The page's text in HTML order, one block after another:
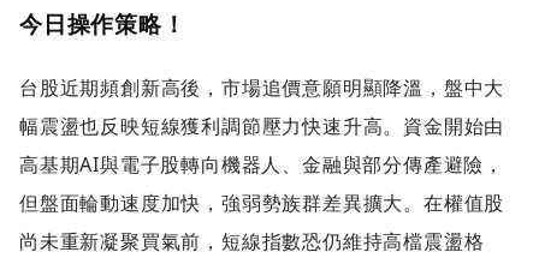
今日操作策略！
台股近期頻創新高後，市場追價意願明顯降溫，盤中大
幅震盪也反映短線獲利調節壓力快速升高。資金開始由
高基期AI與電子股轉向機器人、金融與部分傳產避險，
但盤面輪動速度加快，強弱勢族群差異擴大。在權值股
尚未重新凝聚買氣前，短線指數恐仍維持高檔震盪格